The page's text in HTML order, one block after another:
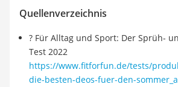
Quellenverzeichnis
? Für Alltag und Sport: Der Sprüh-
Test 2022
https://www.fitforfun.de/tests/
die-besten-deos-fuer-den-